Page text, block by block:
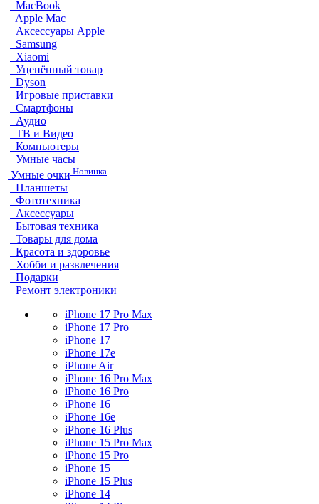
MacBook
Apple Mac
Аксессуары Apple
Samsung
Xiaomi
Уценённый товар
Dyson
Игровые приставки
Смартфоны
Аудио
ТВ и Видео
Компьютеры
Умные часы
Умные очки Новинка
Планшеты
Фототехника
Аксессуары
Бытовая техника
Товары для дома
Красота и здоровье
Хобби и развлечения
Подарки
Ремонт электроники
iPhone 17 Pro Max
iPhone 17 Pro
iPhone 17
iPhone 17e
iPhone Air
iPhone 16 Pro Max
iPhone 16 Pro
iPhone 16
iPhone 16e
iPhone 16 Plus
iPhone 15 Pro Max
iPhone 15 Pro
iPhone 15
iPhone 15 Plus
iPhone 14